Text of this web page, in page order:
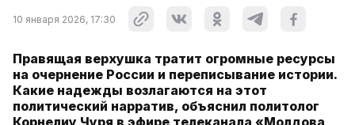
10 января 2026, 17:30
Правящая верхушка тратит огромные ресурсы
на очернение России и переписывание истории.
Какие надежды возлагаются на этот
политический нарратив, объяснил политолог